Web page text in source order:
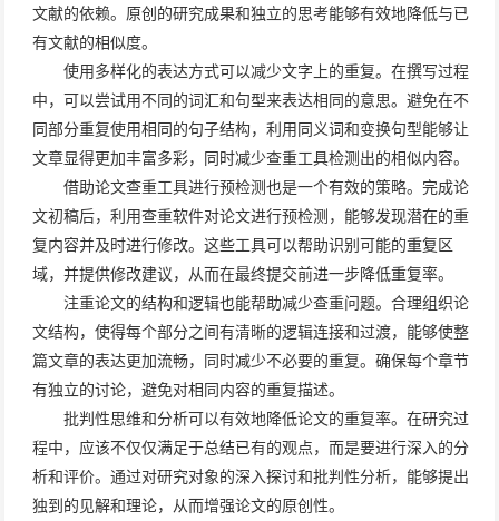
文献的依赖。原创的研究成果和独立的思考能够有效地降低与已
有文献的相似度。
使用多样化的表达方式可以减少文字上的重复。在撰写过程
中，可以尝试用不同的词汇和句型来表达相同的意思。避免在不
同部分重复使用相同的句子结构，利用同义词和变换句型能够让
文章显得更加丰富多彩，同时减少查重工具检测出的相似内容。
借助论文查重工具进行预检测也是一个有效的策略。完成论
文初稿后，利用查重软件对论文进行预检测，能够发现潜在的重
复内容并及时进行修改。这些工具可以帮助识别可能的重复区
域，并提供修改建议，从而在最终提交前进一步降低重复率。
注重论文的结构和逻辑也能帮助减少查重问题。合理组织论
文结构，使得每个部分之间有清晰的逻辑连接和过渡，能够使整
篇文章的表达更加流畅，同时减少不必要的重复。确保每个章节
有独立的讨论，避免对相同内容的重复描述。
批判性思维和分析可以有效地降低论文的重复率。在研究过
程中，应该不仅仅满足于总结已有的观点，而是要进行深入的分
析和评价。通过对研究对象的深入探讨和批判性分析，能够提出
独到的见解和理论，从而增强论文的原创性。